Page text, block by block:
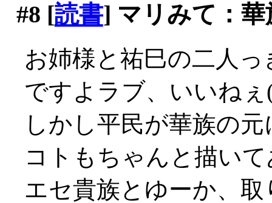
#8 [読書] マリみて：
お姉様と祐巳の二人
ですよラブ、いいねぇ
しかし平民が華族の
コトもちゃんと描い
エセ貴族とゆーか、